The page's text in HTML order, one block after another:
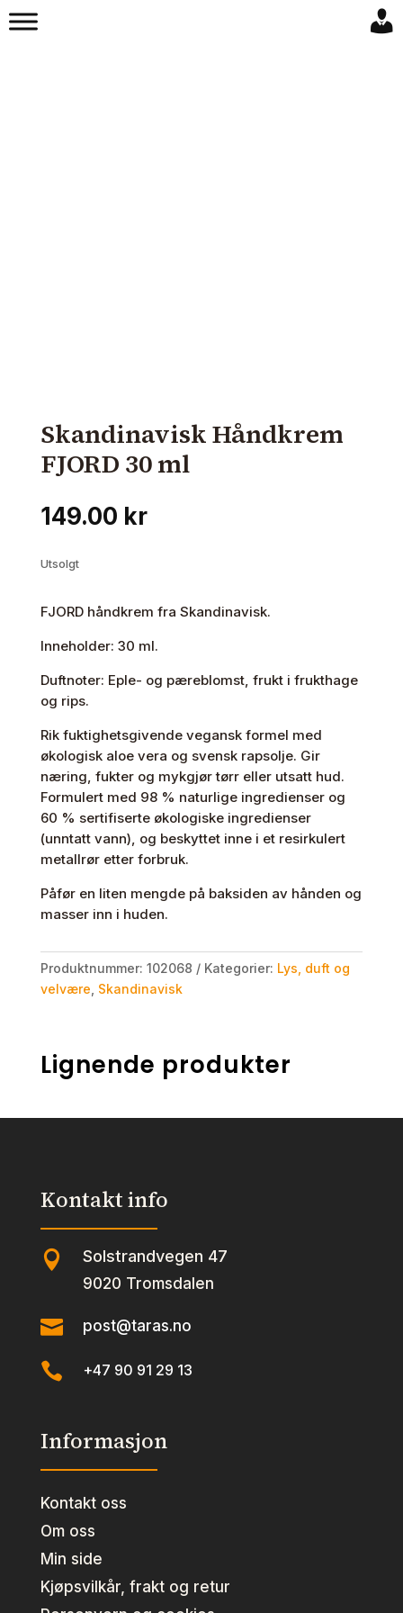
Skandinavisk Håndkrem
FJORD 30 ml
149.00 kr
Utsolgt
FJORD håndkrem fra Skandinavisk.
Inneholder: 30 ml.
Duftnoter: Eple- og pæreblomst, frukt i frukthage
og rips.
Rik fuktighetsgivende vegansk formel med
økologisk aloe vera og svensk rapsolje. Gir
næring, fukter og mykgjør tørr eller utsatt hud.
Formulert med 98 % naturlige ingredienser og
60 % sertifiserte økologiske ingredienser
(unntatt vann), og beskyttet inne i et resirkulert
metallrør etter forbruk.
Påfør en liten mengde på baksiden av hånden og
masser inn i huden.
Produktnummer: 102068 Kategorier: Lys, duft og
velvære Skandinavisk
Lignende produkter
Kontakt info
 Solstrandvegen 47
9020 Tromsdalen
 post@taras.no
 +47 90 91 29 13
Informasjon
Kontakt oss
Om oss
Min side
Kjøpsvilkår, frakt og retur